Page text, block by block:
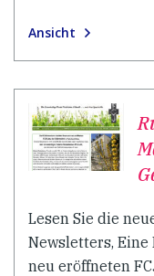
Ansicht
Lesen Sie die
Newsletters,
neu eröffneten